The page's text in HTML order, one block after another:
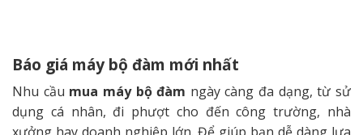
Báo giá máy bộ đàm mới nhất
Nhu cầu mua máy bộ đàm ngày càng đa dạng, từ sử
dụng cá nhân, đi phượt cho đến công trường, nhà